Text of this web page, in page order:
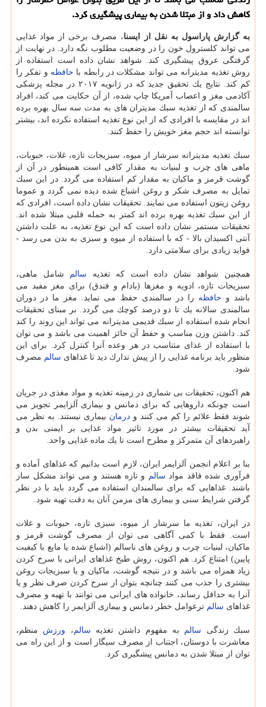
كاهش داد و از مبتلا شدن به بیماری پیشگیری كرد.
به گزارش پاراسول به نقل از ایسنا، مصرف برخی از مواد غذایی
می تواند كلسترول خون را در وضعیت مطلوب نگه دارد. در نهایت از
گرفتگی عروق پیشگیری كند. شواهد نشان داده است استفاده از
روش تغذیه مدیترانه می تواند مشكلات در رابطه با حافظه و تفكر را
كم كند. نتایج یك تحقیق جدید كه در ژانویه ۲۰۱۷ در مجله پزشكی
آكادمی مغز و اعصاب آمریكا چاپ شده، از آن حكایت می كند، افراد
سالمندی كه از تغذیه سبك مدیتران های به مدت سه سال بهره برده
اند در مقایسه با افرادی كه از این نوع تغذیه استفاده نكرده اند، بیشتر
توانسته اند حجم مغز خویش را حفظ كنند.
سبك تغذیه مدیترانه سرشار از میوه، سبزیجات تازه، غلات، حبوبات،
ماهی های چرب و لبنیات به مقدار كافی است همینطور در آن از
گوشت قرمز و ماكیان به مقدار كم استفاده می گردد. در این سبك
تمایل به مصرف شكر و روغن اشباع شده دیده نمی گردد و عموما
روغن زیتون استفاده می نمایند. تحقیقات نشان داده است، افرادی كه
از این سبك تغذیه بهره برده اند كمتر به حمله قلبی مبتلا شده اند.
تحقیقات مستمر نشان داده است كه این نوع تغذیه، به علت داشتن
آنتی اكسیدان بالا - كه با استفاده از میوه و سبزی به بدن می رسد -
فواید زیادی برای سلامتی دارد.
همچنین شواهد نشان داده است كه تغذیه سالم
شامل ماهی،
سبزیجات تازه، ادویه و مغزها (بادام و فندق) برای مغز مفید می
باشد و حافظه را در سالمندی حفظ می نماید. مغز ما در دوران
سالمندی سالانه یك تا دو درصد كوچك می گردد. بر مبنای تحقیقات
انجام شده استفاده از سبك قدیمی مدیترانه می تواند این روند را كند
كند. داشتن وزن مناسب و حفظ آن حائز اهمیت می باشد و می توان
با استفاده از غذای متناسب در هر وعده آنرا كنترل كرد. برای این
منظور باید برنامه غذایی را از پیش تدارك دید تا غذاهای سالم مصرف
شود.
هم اكنون، تحقیقات بی شماری در زمینه تغذیه و مواد مغذی در جریان
است چونكه داروهایی كه برای دمانس و بیماری آلزایمر تجویز می
شوند فقط علائم را كم می كنند و درمان بیماری نیستند. به نظر می
آید تحقیقات بیشتر در مورد تاثیر مواد غذایی بر ایمنی بدن و
راهبردهای آن متمركز و مطرح است تا یك ماده غذایی واحد.
بنا بر اعلام انجمن آلزایمر ایران، لازم است بدانیم كه غذاهای آماده و
فرآوری شده فاقد مواد سالم و تازه هستند و می تواند مشكل ساز
باشند. غذاهایی كه برای سالمندان استفاده می گردد باید با در نظر
گرفتن شرایط سنی و بیماری های مزمن آنان به دقت تهیه شود.
در ایران، تغذیه ما سرشار از میوه، سبزی تازه، حبوبات و غلات
است. فقط با كمی آگاهی می توان از مصرف گوشت قرمز و
ماكیان، لبنیات چرب و روغن های ناسالم (اشباع شده یا مایع با كیفیت
پایین) امتناع كرد. هم اكنون، روش طبخ غذاهای ایرانی با سرخ كردن
زیاد همراه می باشد و در نتیجه گوشت، ماكیان و یا سبزیجات روغن
بیشتری را جذب می كنند چنانچه بتوان از سرخ كردن صرف نظر و یا
آنرا به حداقل رساند، خانواده های ایرانی می توانند با تهیه و مصرف
غذاهای سالم ترعوامل خطر دمانس و بیماری آلزایمر را كاهش دهند.
سبك زندگی سالم به مفهوم داشتن تغذیه سالم ، ورزش منظم،
معاشرت با دوستان، اجتناب از مصرف سیگار است و از این راه می
توان از مبتلا شدن به دمانس پیشگیری كرد.